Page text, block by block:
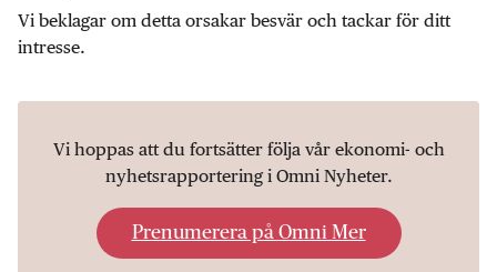
Vi beklagar om detta orsakar besvär och tackar för ditt
intresse.
Vi hoppas att du fortsätter följa vår ekonomi- och
nyhetsrapportering i Omni Nyheter.
Prenumerera på Omni Mer